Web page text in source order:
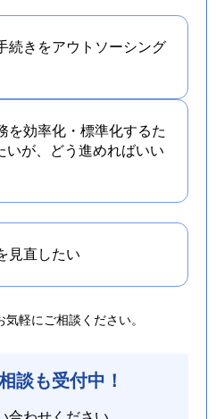
続きをアウトソーシング
を効率化・標準化するた
いが、どう進めればいい
見直したい
軽にご相談ください。
談も受付中！